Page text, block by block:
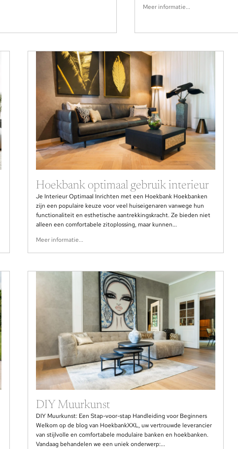
Meer informatie...
Hoekbank optimaal gebruik interieur
Je Interieur Optimaal Inrichten met een Hoekbank Hoekbanken
zijn een populaire keuze voor veel huiseigenaren vanwege hun
functionaliteit en esthetische aantrekkingskracht. Ze bieden niet
alleen een comfortabele zitoplossing, maar kunnen...
Meer informatie...
DIY Muurkunst
DIY Muurkunst: Een Stap-voor-stap Handleiding voor Beginners
Welkom op de blog van HoekbankXXL, uw vertrouwde leverancier
van stijlvolle en comfortabele modulaire banken en hoekbanken.
Vandaag behandelen we een uniek onderwerp:...